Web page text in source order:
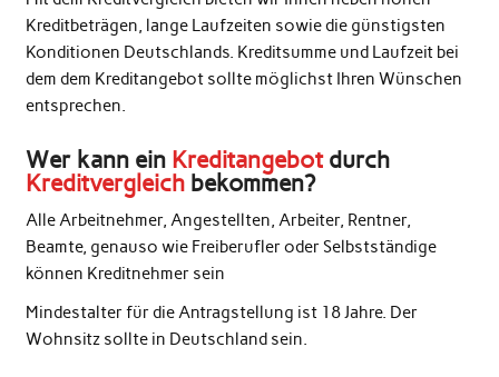
Kreditbeträgen, lange Laufzeiten sowie die günstigsten
Konditionen Deutschlands. Kreditsumme und Laufzeit bei
dem dem Kreditangebot sollte möglichst Ihren Wünschen
entsprechen.
Wer kann ein Kreditangebotdurch
Kreditvergleichbekommen?
Alle Arbeitnehmer, Angestellten, Arbeiter, Rentner,
Beamte, genauso wie Freiberufler oder Selbstständige
können Kreditnehmer sein
Mindestalter für die Antragstellung ist 18 Jahre. Der
Wohnsitz sollte in Deutschland sein.